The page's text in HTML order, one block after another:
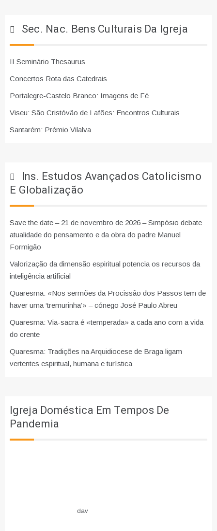
Sec. Nac. Bens Culturais Da Igreja
II Seminário Thesaurus
Concertos Rota das Catedrais
Portalegre-Castelo Branco: Imagens de Fé
Viseu: São Cristóvão de Lafões: Encontros Culturais
Santarém: Prémio Vilalva
Ins. Estudos Avançados Catolicismo
E Globalização
Save the date – 21 de novembro de 2026 – Simpósio debate
atualidade do pensamento e da obra do padre Manuel
Formigão
Valorização da dimensão espiritual potencia os recursos da
inteligência artificial
Quaresma: «Nos sermões da Procissão dos Passos tem de
haver uma ‘tremurinha’» – cónego José Paulo Abreu
Quaresma: Via-sacra é «temperada» a cada ano com a vida
do crente
Quaresma: Tradições na Arquidiocese de Braga ligam
vertentes espiritual, humana e turística
Igreja Doméstica Em Tempos De
Pandemia
dav